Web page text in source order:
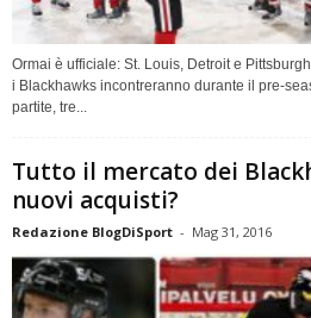
Ormai è ufficiale: St. Louis, Detroit e
i Blackhawks incontreranno durante il pre-
partite, tre...
Tutto il mercato dei
nuovi acquisti?
Redazione BlogDiSport - Mag 31, 2016